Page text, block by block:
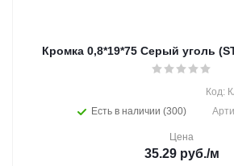
Кромка 0,8*19*75 Серый уголь
Есть в наличии (300)
Код:
Цена
35.29руб./м